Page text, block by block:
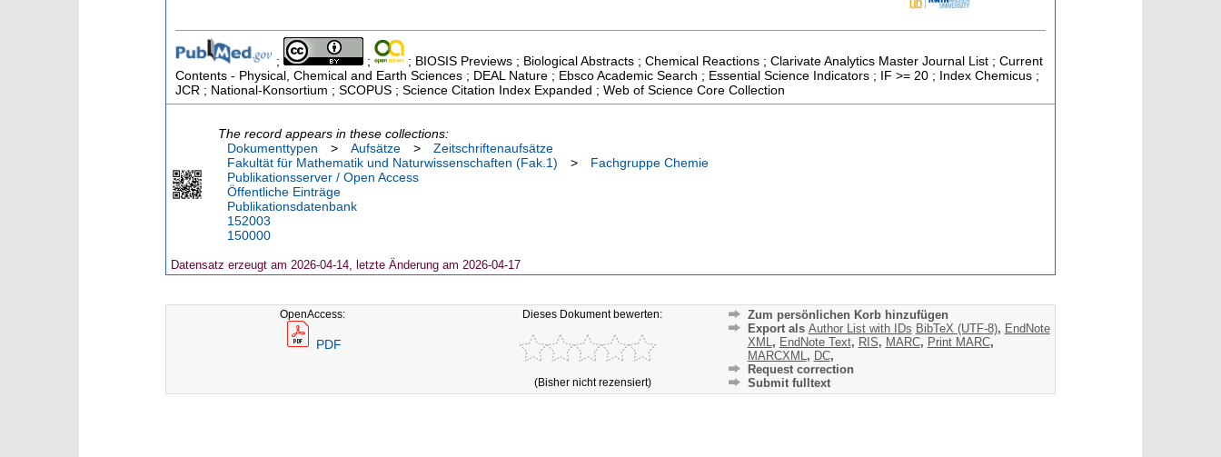
; ;
; BIOSIS Previews ; Biological Abstracts ; Chemical Reactions ; Clarivate Analytics Master Journal List ; Current
Contents - Physical, Chemical and Earth Sciences ; DEAL Nature ; Ebsco Academic Search ; Essential Science Indicators ; IF >= 20 ; Index Chemicus ;
JCR ; National-Konsortium ; SCOPUS ; Science Citation Index Expanded ; Web of Science Core Collection
The record appears in these collections:
Dokumenttypen
> Aufsätze >
Zeitschriftenaufsätze
Fakultät für Mathematik und Naturwissenschaften (Fak.1)
>
Fachgruppe Chemie
Publikationsserver / Open Access
Öffentliche Einträge
Publikationsdatenbank
152003
150000
Datensatz erzeugt am 2026-04-14, letzte Änderung am 2026-04-17
OpenAccess:
PDF
Dieses Dokument bewerten:
(Bisher nicht rezensiert)
Zum persönlichen Korb hinzufügen
Export als Author List with IDs BibTeX (UTF-8), EndNote
XML, EndNote Text, RIS, MARC, Print MARC,
MARCXML, DC,
Request correction
Submit fulltext